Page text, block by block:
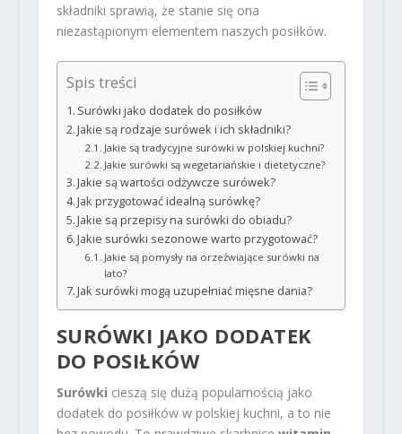
składniki sprawią, że stanie się ona
niezastąpionym elementem naszych posiłków.
Spis treści
Surówki jako dodatek do posiłków
Jakie są rodzaje surówek i ich składniki?
Jakie są tradycyjne surówki w polskiej kuchni?
Jakie surówki są wegetariańskie i dietetyczne?
Jakie są wartości odżywcze surówek?
Jak przygotować idealną surówkę?
Jakie są przepisy na surówki do obiadu?
Jakie surówki sezonowe warto przygotować?
Jakie są pomysły na orzeźwiające surówki na
lato?
Jak surówki mogą uzupełniać mięsne dania?
SURÓWKI JAKO DODATEK
DO POSIŁKÓW
Surówki cieszą się dużą popularnością jako
dodatek do posiłków w polskiej kuchni, a to nie